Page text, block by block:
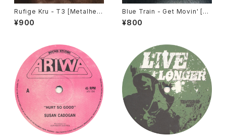
Rufige Kru - T3 [Metalhea
dz / 1996]
¥900
Blue Train - Get Movin' [M
AW / 1997]
¥800